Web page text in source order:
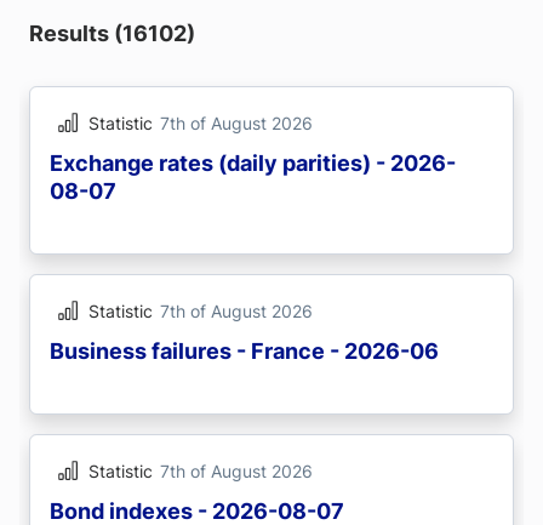
Results (16102)
Statistic 7th of August 2026
Exchange rates (daily parities) - 2026-
08-07
Statistic 7th of August 2026
Business failures - France - 2026-06
Statistic 7th of August 2026
Bond indexes - 2026-08-07